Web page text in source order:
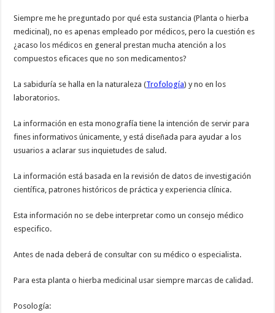
Siempre me he preguntado por qué esta sustancia (Planta o hierba
medicinal), no es apenas empleado por médicos, pero la cuestión es
¿acaso los médicos en general prestan mucha atención a los
compuestos eficaces que no son medicamentos?
La sabiduría se halla en la naturaleza (Trofología) y no en los
laboratorios.
La información en esta monografía tiene la intención de servir para
fines informativos únicamente, y está diseñada para ayudar a los
usuarios a aclarar sus inquietudes de salud.
La información está basada en la revisión de datos de investigación
científica, patrones históricos de práctica y experiencia clínica.
Esta información no se debe interpretar como un consejo médico
especifico.
Antes de nada deberá de consultar con su médico o especialista.
Para esta planta o hierba medicinal usar siempre marcas de calidad.
Posología: